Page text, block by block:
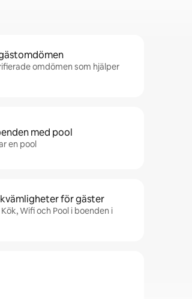
omdömen som hjälper
med pool
en pool
för gäster
Wifi och Pool i boenden i